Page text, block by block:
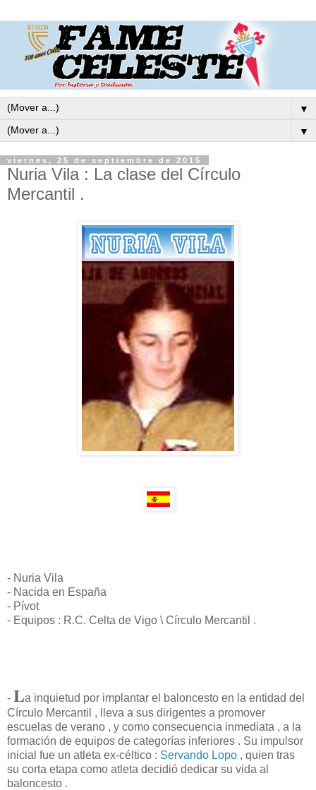
▼
▼
viernes, 25 de septiembre de 2015
Nuria Vila : La clase del Círculo
Mercantil .
- Nuria Vila
- Nacida en España
- Pívot
- Equipos : R.C. Celta de Vigo \ Círculo Mercantil .
- La inquietud por implantar el baloncesto en la entidad del
Círculo Mercantil , lleva a sus dirigentes a promover
escuelas de verano , y como consecuencia inmediata , a la
formación de equipos de categorías inferiores . Su impulsor
inicial fue un atleta ex-céltico : Servando Lopo , quien tras
su corta etapa como atleta decidió dedicar su vida al
baloncesto .